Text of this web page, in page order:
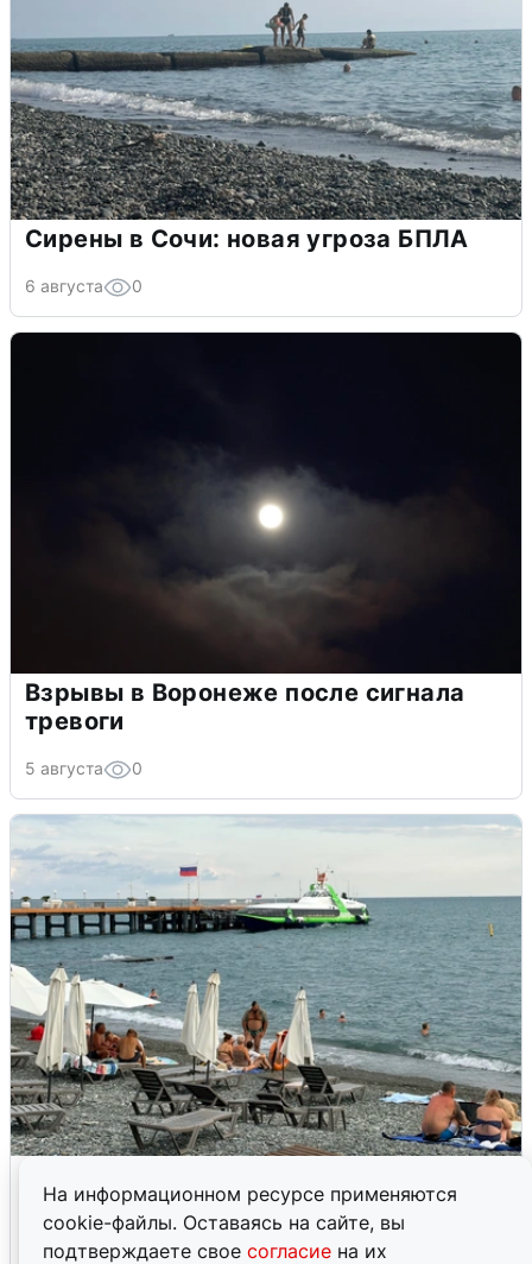
На информационном ресурсе применяются
cookie-файлы. Оставаясь на сайте, вы
подтверждаете свое согласие на их
Сирены в Сочи: новая угроза БПЛА
6 августа 0
Взрывы в Воронеже после сигнала
тревоги
5 августа 0
об атаке БПЛА 5 августа
5 августа 0